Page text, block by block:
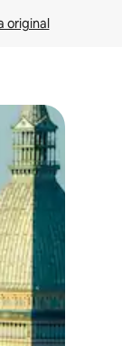
original